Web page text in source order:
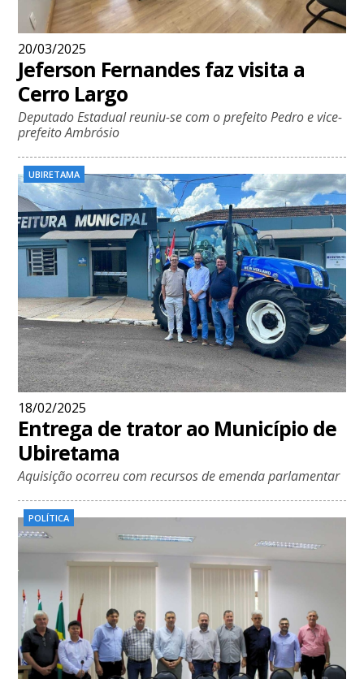
20/03/2025
Jeferson Fernandes faz visita a
Cerro Largo
Deputado Estadual reuniu-se com o prefeito Pedro e vice-
prefeito Ambrósio
UBIRETAMA
18/02/2025
Entrega de trator ao Município de
Ubiretama
Aquisição ocorreu com recursos de emenda parlamentar
POLÍTICA